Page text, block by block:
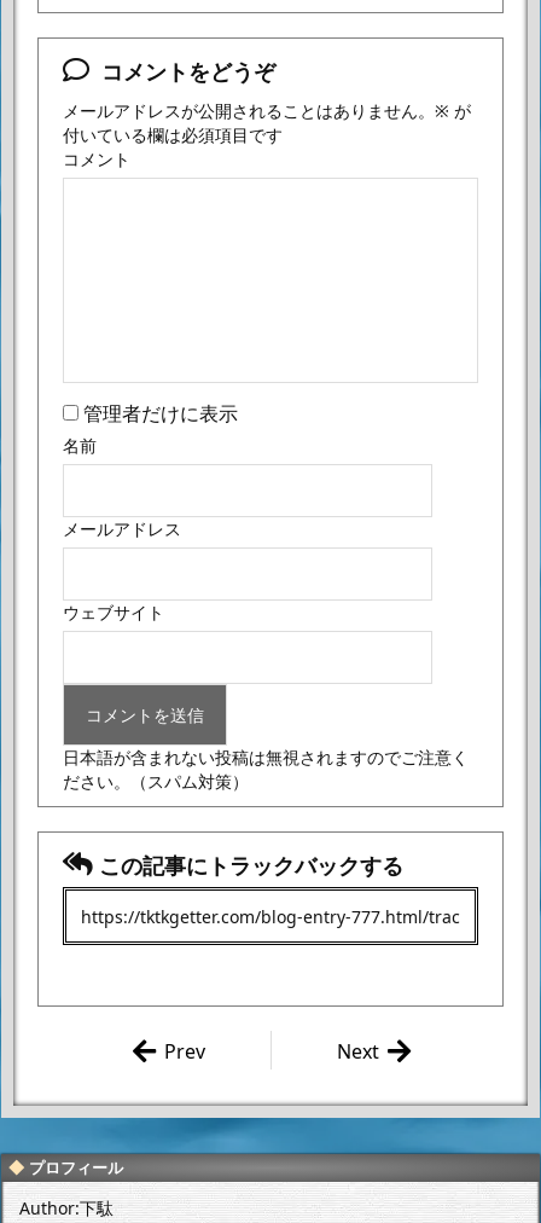
コメントをどうぞ
メールアドレスが公開されることはありません。 ※ が
付いている欄は必須項目です
コメント
管理者だけに表示
名前
メールアドレス
ウェブサイト
日本語が含まれない投稿は無視されますのでご注意く
ださい。
（スパム対策）
この記事にトラックバックする
LEE 辛さ×40
定品）を食べ
てみる。
Next
アムの「蒙古
タンメン中本
北極ラーメ
ン」を食べてみる。
Prev
プロフィール
Author:下駄